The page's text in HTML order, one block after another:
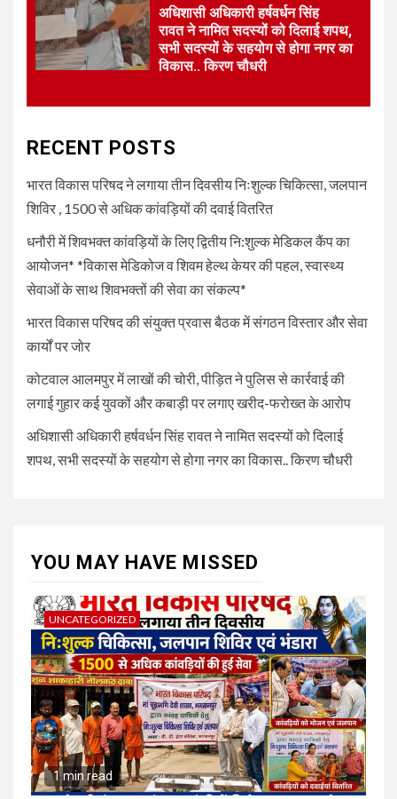
पीड़ित ने पुलिस से कार्रवाई की लगाई
गुहार कई युवकों और कबाड़ी पर लगाए
खरीद-फरोख्त के आरोप
रावत ने नामित सदस्यों को दिलाई
शपथ, सभी सदस्यों के सहयोग से होगा
नगर का विकास.. किरण चौधरी
अधिशासी अधिकारी हर्षवर्धन सिंह
रावत ने नामित सदस्यों को दिलाई शपथ,
सभी सदस्यों के सहयोग से होगा नगर का
विकास.. किरण चौधरी
RECENT POSTS
भारत विकास परिषद ने लगाया तीन दिवसीय निःशुल्क चिकित्सा, जलपान
शिविर , 1500 से अधिक कांवड़ियों की दवाई वितरित
धनौरी में शिवभक्त कांवड़ियों के लिए द्वितीय नि:शुल्क मेडिकल कैंप का
आयोजन* *विकास मेडिकोज व शिवम हेल्थ केयर की पहल, स्वास्थ्य
सेवाओं के साथ शिवभक्तों की सेवा का संकल्प*
भारत विकास परिषद की संयुक्त प्रवास बैठक में संगठन विस्तार और सेवा
कार्यों पर जोर
कोटवाल आलमपुर में लाखों की चोरी, पीड़ित ने पुलिस से कार्रवाई की
लगाई गुहार कई युवकों और कबाड़ी पर लगाए खरीद-फरोख्त के आरोप
अधिशासी अधिकारी हर्षवर्धन सिंह रावत ने नामित सदस्यों को दिलाई
शपथ, सभी सदस्यों के सहयोग से होगा नगर का विकास.. किरण चौधरी
YOU MAY HAVE MISSED
UNCATEGORIZED
1 min read